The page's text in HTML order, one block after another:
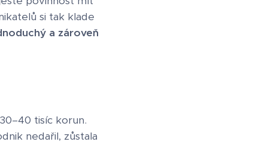
si tak klade
a zároveň
tisíc korun.
nedařil, zůstala